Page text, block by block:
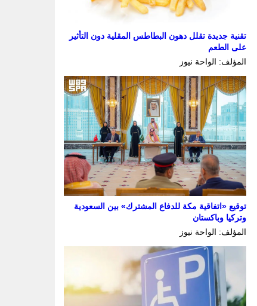
تقنية جديدة تقلل دهون البطاطس المقلية دون التأثير
على الطعم
المؤلف: الواحة نيوز
توقيع «اتفاقية مكة للدفاع المشترك» بين السعودية
وتركيا وباكستان
المؤلف: الواحة نيوز